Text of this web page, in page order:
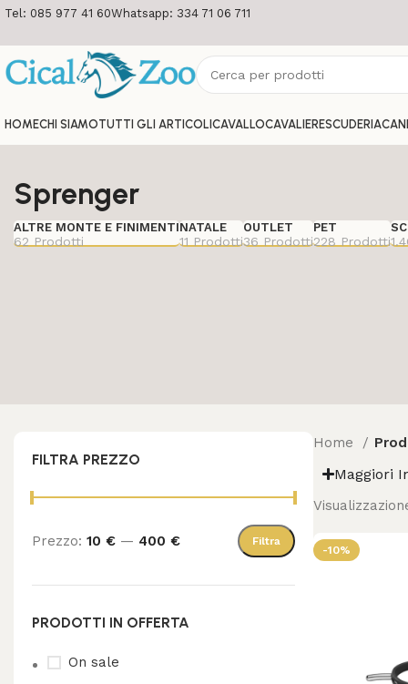
Tel: 085 977 41 60Whatsapp: 334 71 06 711
HOMECHI SIAMOTUTTI GLI ARTICOLI CAVALLOCAVALIERESCUDERIA
Sprenger
ALTRE MONTE E FINIMENTI
62 Prodotti
NATALE
11 Prodotti
OUTLET
36 Prodotti
PET
228 Prodotti
FILTRA PREZZO
Filtra
Prezzo: 10 € — 400 €
PRODOTTI IN OFFERTA
On sale
Home
Maggiori
-10%